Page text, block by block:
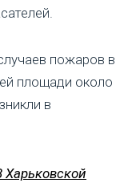
пожаров в
площади около
в
Харьковской